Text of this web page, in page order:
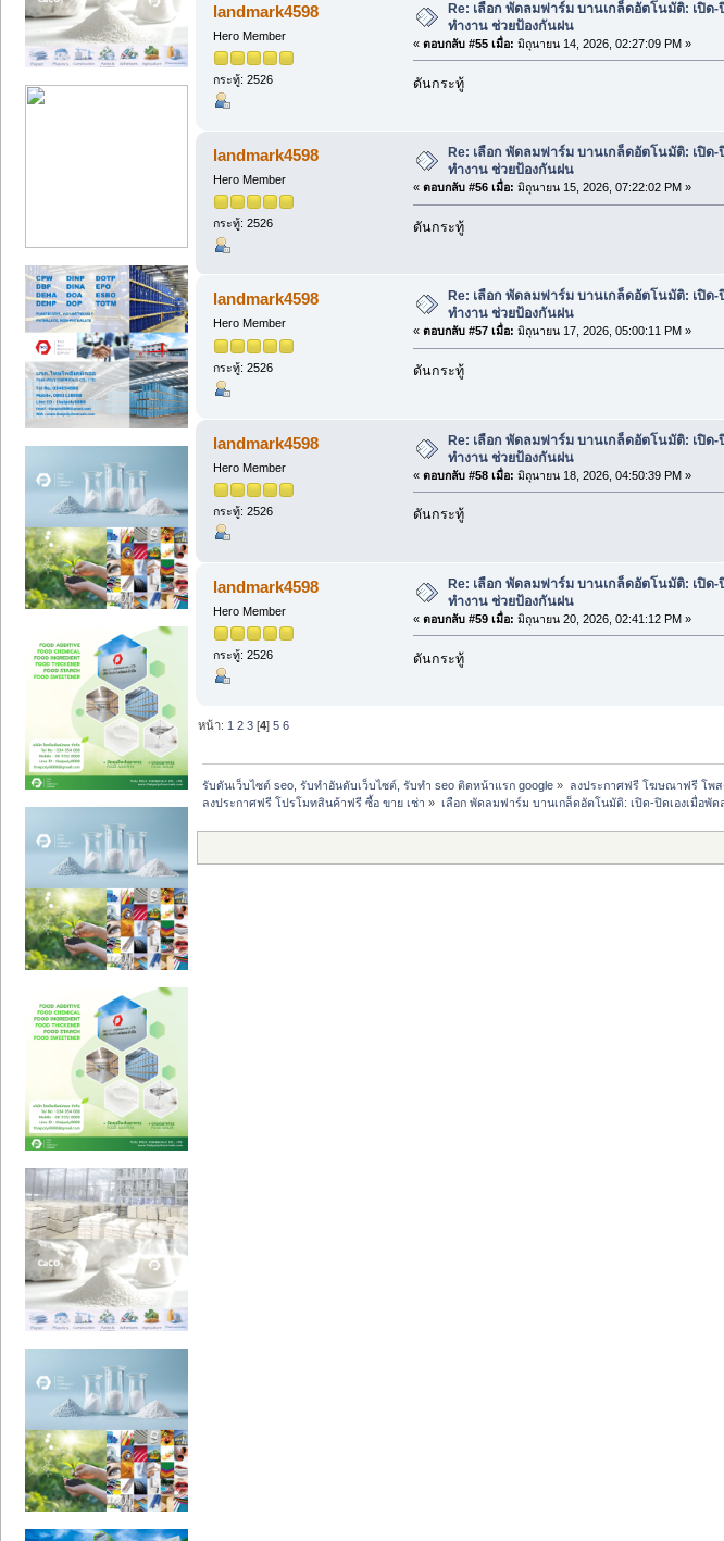
landmark4598
Hero Member
กระทู้: 2526
Re: เลือก พัดลมฟาร์ม บานเกล็ดอัตโนมัติ: เปิด-
ทำงาน ช่วยป้องกันฝน
« ตอบกลับ #55 เมื่อ: มิถุนายน 14, 2026, 02:27:09 PM »
ดันกระทู้
landmark4598
Hero Member
กระทู้: 2526
Re: เลือก พัดลมฟาร์ม บานเกล็ดอัตโนมัติ: เปิด-
ทำงาน ช่วยป้องกันฝน
« ตอบกลับ #56 เมื่อ: มิถุนายน 15, 2026, 07:22:02 PM »
ดันกระทู้
landmark4598
Hero Member
กระทู้: 2526
Re: เลือก พัดลมฟาร์ม บานเกล็ดอัตโนมัติ: เปิด-
ทำงาน ช่วยป้องกันฝน
« ตอบกลับ #57 เมื่อ: มิถุนายน 17, 2026, 05:00:11 PM »
ดันกระทู้
landmark4598
Hero Member
กระทู้: 2526
Re: เลือก พัดลมฟาร์ม บานเกล็ดอัตโนมัติ: เปิด-
ทำงาน ช่วยป้องกันฝน
« ตอบกลับ #58 เมื่อ: มิถุนายน 18, 2026, 04:50:39 PM »
ดันกระทู้
landmark4598
Hero Member
กระทู้: 2526
Re: เลือก พัดลมฟาร์ม บานเกล็ดอัตโนมัติ: เปิด-
ทำงาน ช่วยป้องกันฝน
« ตอบกลับ #59 เมื่อ: มิถุนายน 20, 2026, 02:41:12 PM »
ดันกระทู้
หน้า: 1 2 3 [4]5 6
รับดันเว็บไซต์ seo, รับทำอันดับเว็บไซต์, รับทำ seo ติดหน้าแรก google » ลงประกาศฟรี โฆษณาฟรี โพ
ลงประกาศฟรี โปรโมทสินค้าฟรี ซื้อ ขาย เช่า » เลือก พัดลมฟาร์ม บานเกล็ดอัตโนมัติ: เปิด-ปิดเองเมื่อพั